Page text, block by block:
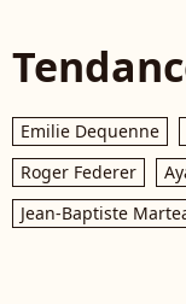
Emilie Dequenne
Roger Federer
Jean-Baptiste